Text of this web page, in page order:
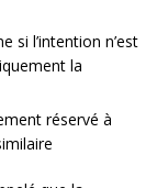
si l’intention n’est
la
réservé à